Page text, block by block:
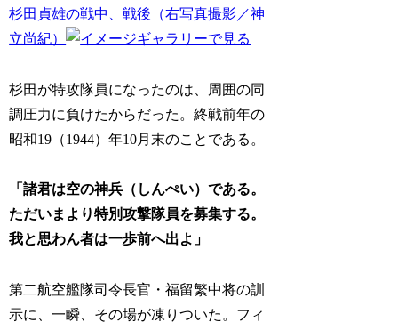
杉田貞雄の戦中、戦後（右写真撮影／神
立尚紀）
杉田が特攻隊員になったのは、周囲の同
調圧力に負けたからだった。終戦前年の
昭和19（1944）年10月末のことである。
「諸君は空の神兵（しんぺい）である。
ただいまより特別攻撃隊員を募集する。
我と思わん者は一歩前へ出よ」
第二航空艦隊司令長官・福留繁中将の訓
示に、一瞬、その場が凍りついた。フィ